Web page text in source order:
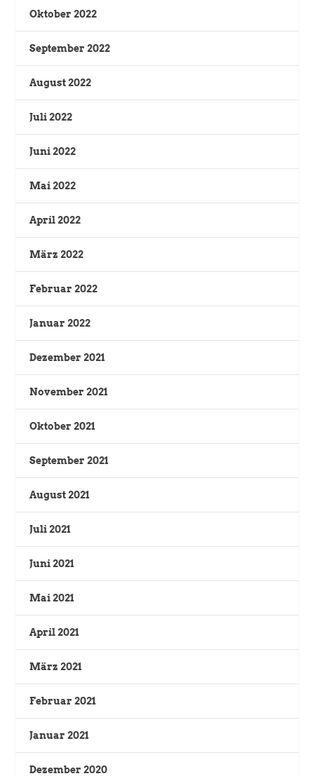
Oktober 2022
September 2022
August 2022
Juli 2022
Juni 2022
Mai 2022
April 2022
März 2022
Februar 2022
Januar 2022
Dezember 2021
November 2021
Oktober 2021
September 2021
August 2021
Juli 2021
Juni 2021
Mai 2021
April 2021
März 2021
Februar 2021
Januar 2021
Dezember 2020